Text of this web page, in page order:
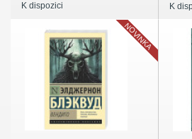
K dispozici K
NOVINKA